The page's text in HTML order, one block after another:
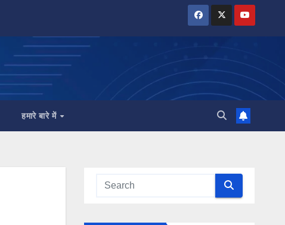
हमारे बारे में